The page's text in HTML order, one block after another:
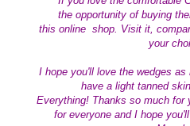
the opportunity of buying
this online shop . Visit it,
your
I hope you'll love the wedges
have a light tanned
Everything! Thanks so much for
for everyone and I hope